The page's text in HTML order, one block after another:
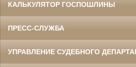
КАЛЬКУЛЯТОР ГОСПОШЛИНЫ
ПРЕСС-СЛУЖБА
УПРАВЛЕНИЕ СУДЕБНОГО